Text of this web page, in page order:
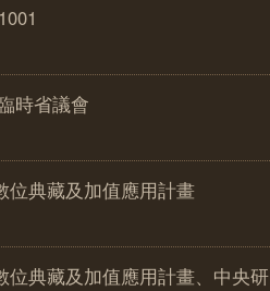
時省議會
位典藏及加值應用計畫
位典藏及加值應用計畫、中央